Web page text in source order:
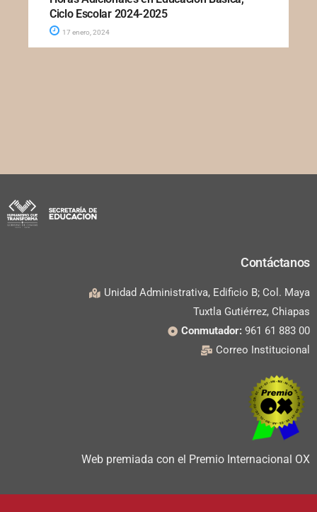
Ciclo Escolar 2024-2025
17 enero, 2024
Contáctanos
Unidad Administrativa, Edificio B; Col. Maya
Tuxtla Gutiérrez, Chiapas
Conmutador: 961 61 883 00
Correo Institucional
Web premiada con el Premio Internacional OX